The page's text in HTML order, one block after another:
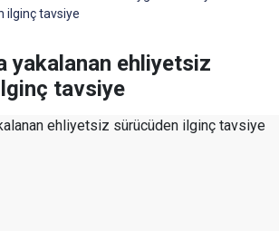
ilginç tavsiye
yakalanan ehliyetsiz
tavsiye